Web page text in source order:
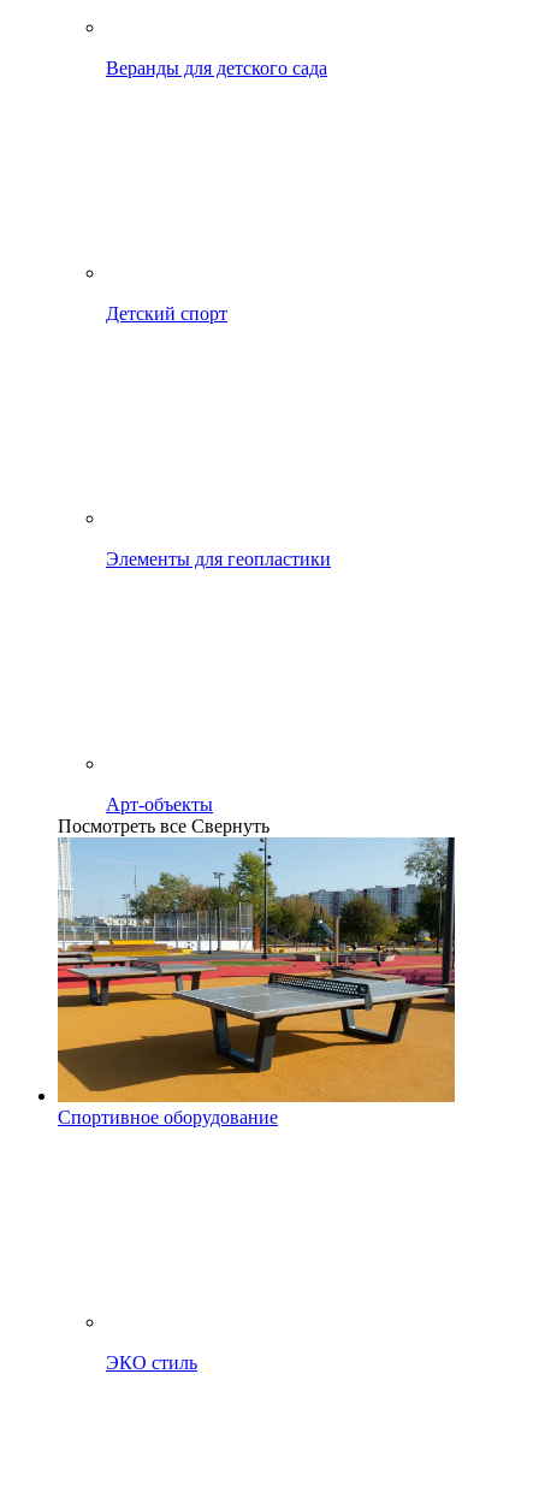
Веранды для детского сада
Детский спорт
Элементы для геопластики
Арт-объекты
Посмотреть все Свернуть
Спортивное оборудование
ЭКО стиль